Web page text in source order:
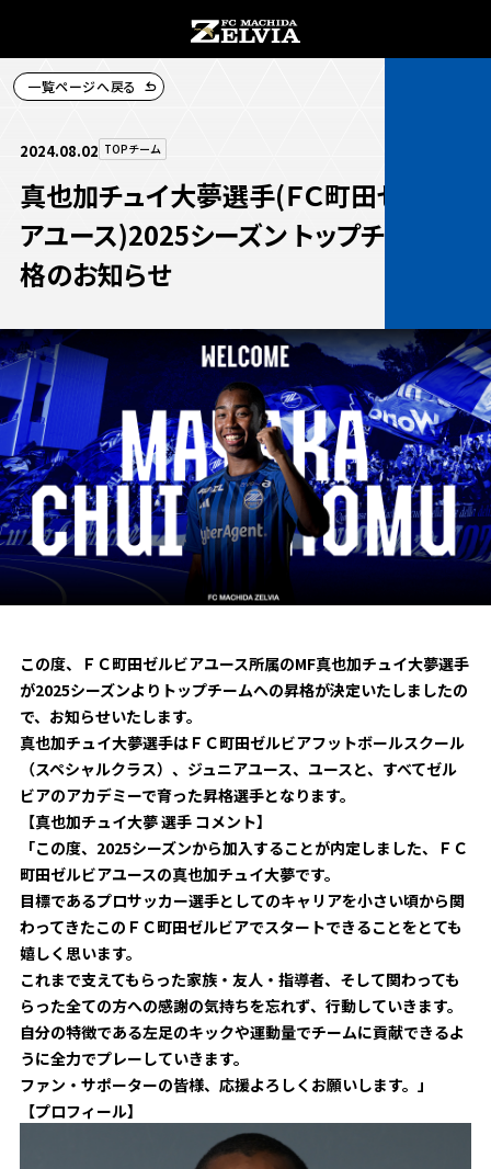
お知らせ
TOPチーム
試合情報
チケット
イベント
ファンクラブ
メディア
ホームタウン活動
アカデミー
スクール
その他
試合情報
試合情報トップ
試合データ
試合日程・結果
順位表・ゴールランキング
観戦する
観戦するトップ
チケットを買う
チケット購入
チケット販売スケジュール
スタジアムアクセス
スタジアムマップ
観戦方法を知る
スタジアム観戦ガイド
観戦マナー＆ルール
ビジターサポーターの皆様へ
車イスでの観戦
試合運営管理規程
クラブを知る
クラブを知るトップ
選手・スタッフ紹介
ファンになる
ファンクラブ
クラブゼルビスタへの入会
シーズンシート
ＦＣ町田ゼルビアをサポート
トレーニングの見学・ファンサービス
ボランティア
ＦＣ町田ゼルビアカレンダー
三輪緑山ベースを利用
三輪緑山ベースご利用案内
グッズを買う
グッズを買うトップ
オンラインストア
ユニフォーム
ホームタウン
ホームタウントップ
ゼルビアアシスト募集
ゼルビアアシスト協賛企業一覧
ゼルナビ
ゼル塾
ＦＣ町田ゼルビアスポーツクラブ
ＦＣ町田ゼルビアアカデミー
ゼルビアフットサルパーク
パートナー
パートナートップ
パートナー企業一覧
お問い合わせ利用規約 肖像権・ロゴについて プライバシ
FOLLOW
一覧ページへ戻る
2024.08.02 TOPチーム
真也加チュイ大夢選手(ＦＣ町田ゼルビ
アユース)2025シーズン トップチーム昇
格のお知らせ
この度、ＦＣ町田ゼルビアユース所属のMF真也加チュイ大夢選手
が2025シーズンよりトップチームへの昇格が決定いたしましたの
で、お知らせいたします。
真也加チュイ大夢選手はＦＣ町田ゼルビアフットボールスクール
（スペシャルクラス）、ジュニアユース、ユースと、すべてゼル
ビアのアカデミーで育った昇格選手となります。
【真也加チュイ大夢 選手 コメント】
「この度、2025シーズンから加入することが内定しました、ＦＣ
町田ゼルビアユースの真也加チュイ大夢です。
目標であるプロサッカー選手としてのキャリアを小さい頃から関
わってきたこのＦＣ町田ゼルビアでスタートできることをとても
嬉しく思います。
これまで支えてもらった家族・友人・指導者、そして関わっても
らった全ての方への感謝の気持ちを忘れず、行動していきます。
自分の特徴である左足のキックや運動量でチームに貢献できるよ
うに全力でプレーしていきます。
ファン・サポーターの皆様、応援よろしくお願いします。」
【プロフィール】